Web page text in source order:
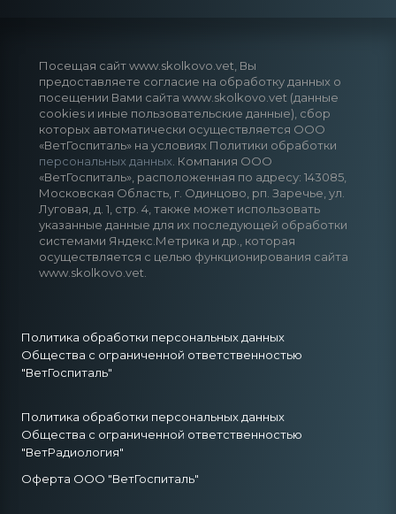
Посещая сайт www.skolkovo.vet, Вы
предоставляете согласие на обработку данных о
посещении Вами сайта www.skolkovo.vet (данные
cookies и иные пользовательские данные), сбор
которых автоматически осуществляется ООО
«ВетГоспиталь» на условиях Политики обработки
персональных данных . Компания ООО
«ВетГоспиталь», расположенная по адресу: 143085,
Московская Область, г. Одинцово, рп. Заречье, ул.
Луговая, д. 1, стр. 4, также может использовать
указанные данные для их последующей обработки
системами Яндекс.Метрика и др., которая
осуществляется с целью функционирования сайта
www.skolkovo.vet.
Политика обработки персональных данных
Общества с ограниченной ответственностью
"ВетГоспиталь"
Политика обработки персональных данных
Общества с ограниченной ответственностью
"ВетРадиология"
Оферта ООО "ВетГоспиталь"